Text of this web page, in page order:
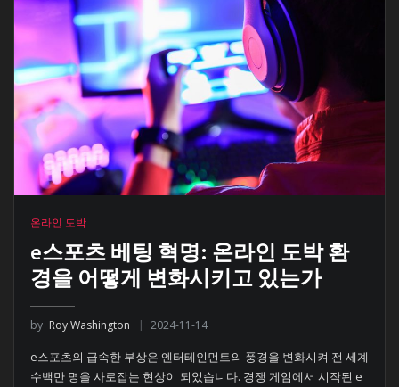
온라인 도박
e스포츠 베팅 혁명: 온라인 도박 환
경을 어떻게 변화시키고 있는가
by Roy Washington 2024-11-14
e스포츠의 급속한 부상은 엔터테인먼트의 풍경을 변화시켜 전 세계
수백만 명을 사로잡는 현상이 되었습니다. 경쟁 게임에서 시작된 e